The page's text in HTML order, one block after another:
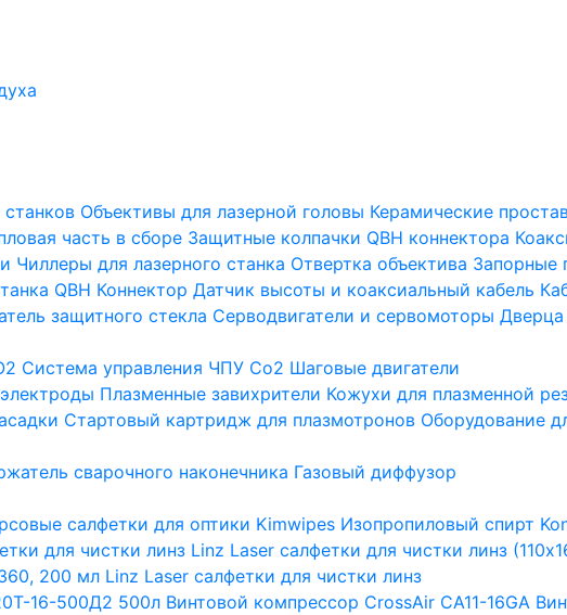
Объективы для лазерной головы Керамические
часть в сборе Защитные колпачки QBH коннектора
Чиллеры для лазерного станка Отвертка объектива Запорные
QBH Коннектор Датчик высоты и коаксиальный кабель
защитного стекла Серводвигатели и сервомоторы Дверца
Система управления ЧПУ Co2 Шаговые двигатели
Плазменные завихрители Кожухи для плазменной
Стартовый картридж для плазмотронов Оборудование
сварочного наконечника Газовый диффузор
салфетки для оптики Kimwipes Изопропиловый спирт
для чистки линз Linz Laser салфетки для чистки линз
200 мл Linz Laser салфетки для чистки линз
16-500Д2 500л Винтовой компрессор CrossAir CA11-16GA